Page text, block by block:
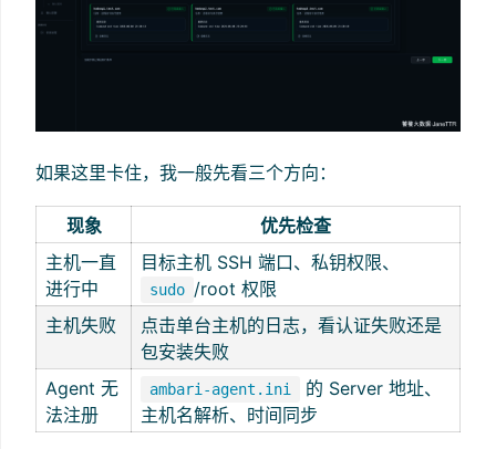
如果这里卡住，我一般先看三个方向：
现象
优先检查
主机一直
进行中
目标主机 SSH 端口、私钥权限、
sudo /root 权限
主机失败
点击单台主机的日志，看认证失败还是
包安装失败
Agent 无
法注册
ambari-agent.ini
的 Server 地址、
主机名解析、时间同步